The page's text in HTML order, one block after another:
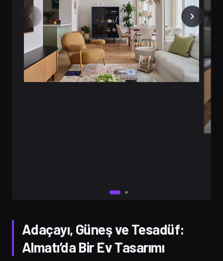
Adaçayı, Güneş ve Tesadüf:
Almatı’da Bir Ev Tasarımı